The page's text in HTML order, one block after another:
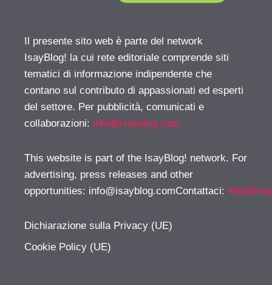
Il presente sito web è parte del network
IsayBlog! la cui rete editoriale comprende siti
tematici di informazione indipendente che
contano sul contributo di appassionati ed esperti
del settore. Per pubblicità, comunicati e
collaborazioni: info@isayblog.com
This website is part of the IsayBlog! network. For
advertising, press releases and other
opportunities: info@isayblog.comContattaci:
Dichiarazione sulla Privacy (UE)
Cookie Policy (UE)